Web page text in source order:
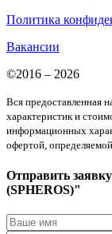
Политика
Вакансии
©2016 – 2026
Вся предоставленная
характеристик и
информационных
офертой,
Отправить
(SPHEROS)"